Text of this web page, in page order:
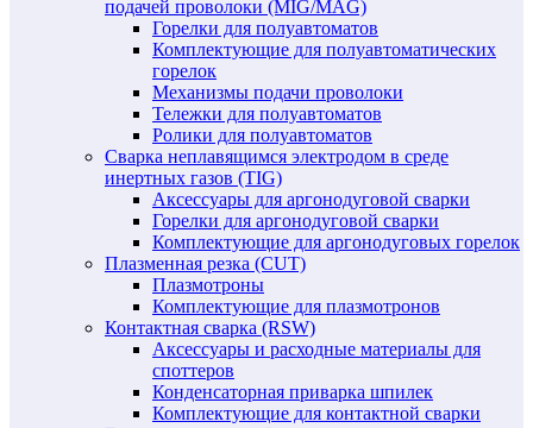
подачей проволоки (MIG/MAG)
Горелки для полуавтоматов
Комплектующие для полуавтоматических
горелок
Механизмы подачи проволоки
Тележки для полуавтоматов
Ролики для полуавтоматов
Сварка неплавящимся электродом в среде
инертных газов (TIG)
Аксессуары для аргонодуговой сварки
Горелки для аргонодуговой сварки
Комплектующие для аргонодуговых горелок
Плазменная резка (CUT)
Плазмотроны
Комплектующие для плазмотронов
Контактная сварка (RSW)
Аксессуары и расходные материалы для
споттеров
Конденсаторная приварка шпилек
Комплектующие для контактной сварки